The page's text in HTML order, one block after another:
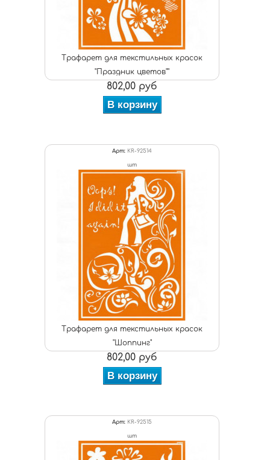
Трафарет для текстильных красок
"Праздник цветов""
802,00 руб
В корзину
Арт: KR-92514
шт
Трафарет для текстильных красок
"Шоппинг"
802,00 руб
В корзину
Арт: KR-92515
шт